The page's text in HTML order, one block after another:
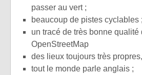
passer au vert ;
beaucoup de pistes cyclables ;
un tracé de très bonne qualité
OpenStreetMap
des lieux toujours très
tout le monde parle anglais ;